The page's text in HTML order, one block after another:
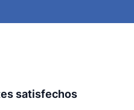
satisfechos